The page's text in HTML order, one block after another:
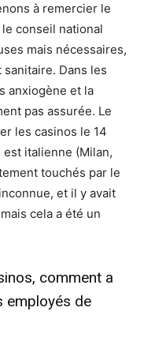
à remercier le
conseil national
mais nécessaires,
sanitaire. Dans les
anxiogène et la
pas assurée. Le
les casinos le 14
est italienne (Milan,
touchés par le
et il y avait
cela a été un
comment a
employés de